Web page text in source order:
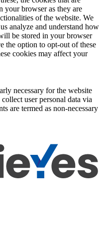
your browser as they are
of the website. We
analyze and understand how
be stored in your browser
the option to opt-out of these
cookies may affect your
necessary for the website
user personal data via
are termed as non-necessary